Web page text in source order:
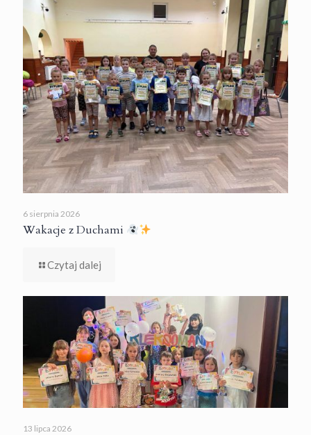
6 sierpnia 2026
Wakacje z Duchami
Czytaj dalej
13 lipca 2026